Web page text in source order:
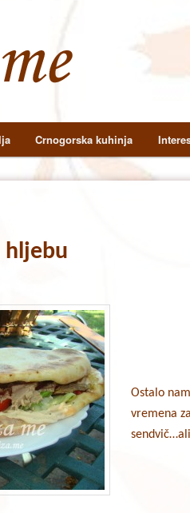
Crnogorska kuhinja
hljebu
Ostalo
vremena